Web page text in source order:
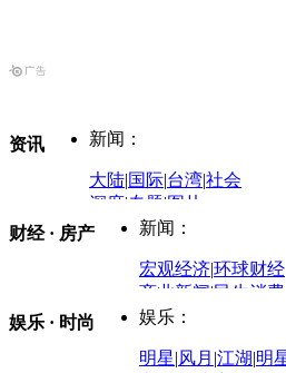
资讯 新闻：
大陆|国际|台湾|社会
深度|专题|图片
中国政要资料库
评论：
时事开讲
军事：
财经 · 房产 新闻：
宏观经济|环球财经
商业新闻|民生消费
娱乐 · 时尚 娱乐：
明星|风月 |江湖|明